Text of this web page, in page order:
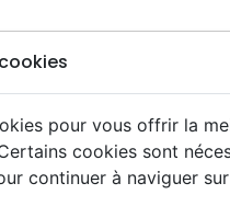
Bibles
Français
Livres
Famille, couple
Enseignement
Noël, Musique
Concerts,
Accessoires de
pour vous offrir la
cookies sont
continuer à naviguer